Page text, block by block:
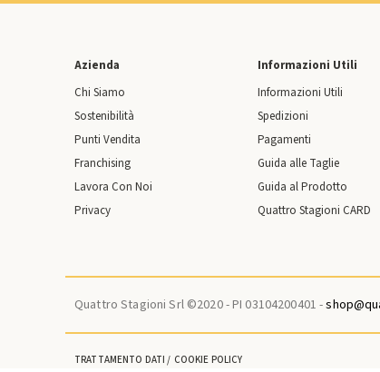
Azienda
Chi Siamo
Sostenibilità
Punti Vendita
Franchising
Lavora Con Noi
Privacy
Informazioni Utili
Informazioni Utili
Spedizioni
Pagamenti
Guida alle Taglie
Guida al Prodotto
Quattro Stagioni CARD
Quattro Stagioni Srl ©2020 - PI 03104200401 -
TRATTAMENTO DATI COOKIE POLICY